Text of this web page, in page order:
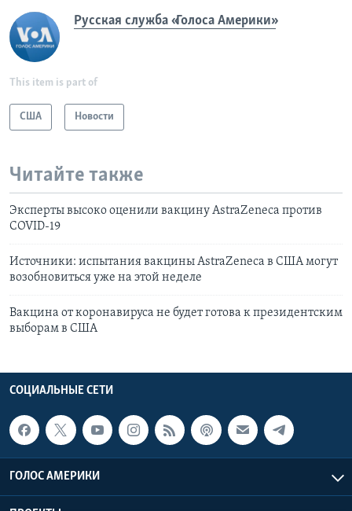
Русская служба «Голоса Америки»
This item is part of
США Новости
Читайте также
Эксперты высоко оценили вакцину AstraZeneca против
COVID-19
Источники: испытания вакцины AstraZeneca в США могут
возобновиться уже на этой неделе
Вакцина от коронавируса не будет готова к президентским
выборам в США
СОЦИАЛЬНЫЕ СЕТИ
ГОЛОС АМЕРИКИ